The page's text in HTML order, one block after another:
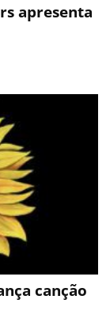
apresenta
canção